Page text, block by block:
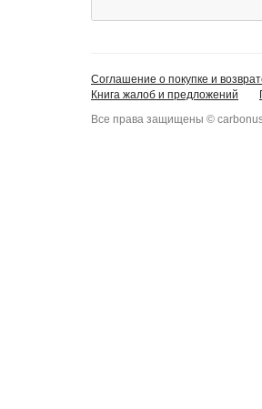
Соглашение о покупке и
Книга жалоб и предложений
Все права защищены ©